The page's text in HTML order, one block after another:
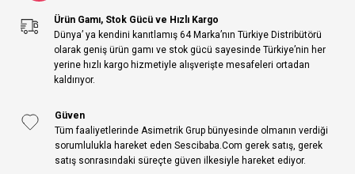
Ürün Gamı, Stok Gücü ve Hızlı Kargo
Dünya’ ya kendini kanıtlamış 64 Marka’nın Türkiye Distribütörü
olarak geniş ürün gamı ve stok gücü sayesinde Türkiye’nin her
yerine hızlı kargo hizmetiyle alışverişte mesafeleri ortadan
kaldırıyor.
Güven
Tüm faaliyetlerinde Asimetrik Grup bünyesinde olmanın verdiği
sorumlulukla hareket eden Sescibaba.Com gerek satış, gerek
satış sonrasındaki süreçte güven ilkesiyle hareket ediyor.